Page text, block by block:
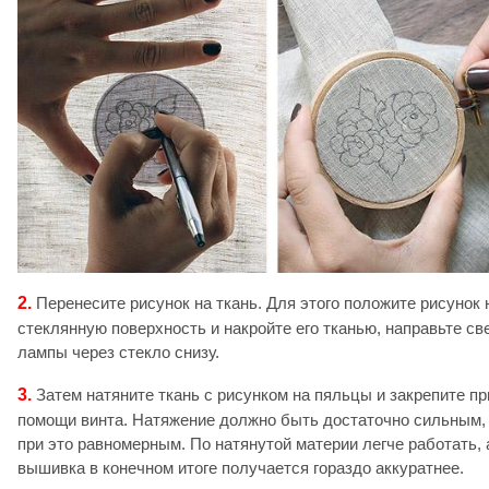
2. Перенесите рисунок на ткань. Для этого положите рисунок
стеклянную поверхность и накройте его тканью, направьте
лампы через стекло снизу.
3. Затем натяните ткань с рисунком на пяльцы и закрепите
помощи винта. Натяжение должно быть достаточно сильным,
при это равномерным. По натянутой материи легче работать,
вышивка в конечном итоге получается гораздо аккуратнее.